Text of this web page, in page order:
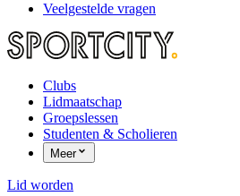
Veelgestelde vragen
Clubs
Lidmaatschap
Groepslessen
Studenten & Scholieren
Meer
Lid worden